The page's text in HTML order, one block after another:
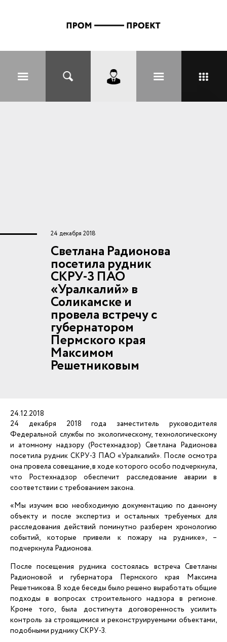
Вы здесь
24 декабря 2018
Светлана Радионова
посетила рудник
СКРУ-3 ПАО
«Уралкалий» в
Соликамске и
провела встречу с
губернатором
Пермского края
Максимом
Решетниковым
24.12.2018
24 декабря 2018 года заместитель руководителя
Федеральной службы по экологическому, технологическому
и атомному надзору (Ростехнадзор) Светлана Радионова
посетила рудник СКРУ-3 ПАО «Уралкалий». После осмотра
она провела совещание, в ходе которого особо подчеркнула,
что Ростехнадзор обеспечит расследование аварии в
соответствии с требованием закона.
«Мы изучим всю необходимую документацию по данному
объекту и после экспертиз и остальных требуемых для
расследования действий поминутно разберем хронологию
событий, которые привели к пожару на руднике», –
подчеркнула Радионова.
После посещения рудника состоялась встреча Светланы
Радионовой и губернатора Пермского края Максима
Решетникова. В ходе беседы было решено выработать общие
подходы в вопросах строительного надзора в регионе.
Кроме того, была достигнута договоренность усилить
контроль за строящимися и реконструируемыми объектами,
подобными руднику СКРУ-3.